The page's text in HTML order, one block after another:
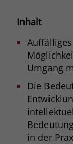
Inhalt
Umgang
Die
in der